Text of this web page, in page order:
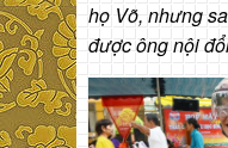
họ Võ, nhưng
được ông nội